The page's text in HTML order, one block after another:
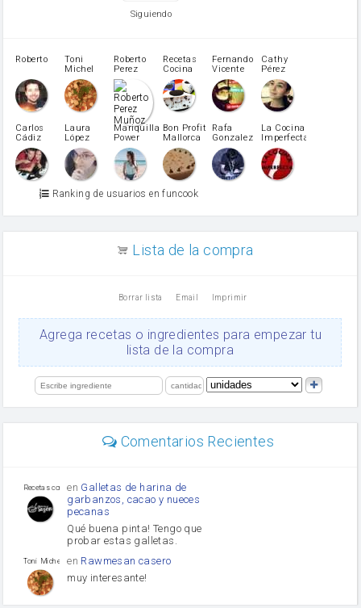
Opcional: Azúcar avainillado
patatas
pimiento rojo
Pimentón
pimiento verde
miel
vino blanco
Azúcar glass
Azúcar moreno
Zumo de limón
arroz
Ajos
Levadura
limón
Siguiendo
Roberto
Toni
Michel
Caubet
Roberto
Perez
Muñoz
Recetas
Cocina
Fernando
Vicente
Cathy
Pérez
Carlos
Cádiz
Laura
López
Martínez
Mariquilla
Power
Bon Profit
Mallorca
Rafa
Gonzalez
La Cocina
Imperfecta
Ranking de usuarios en funcook
Lista de la compra
Borrar lista Email Imprimir
Agrega recetas o ingredientes para empezar tu
lista de la compra
Comentarios Recientes
Recetas con sazon
en Galletas de harina de
garbanzos, cacao y nueces
pecanas
Qué buena pinta! Tengo que
probar estas galletas.
Toni Michel Caubet
en Rawmesan casero
muy interesante!